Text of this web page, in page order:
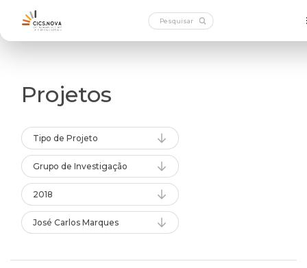
Projetos
Tipo de Projeto
Grupo de Investigação
2018
José Carlos Marques